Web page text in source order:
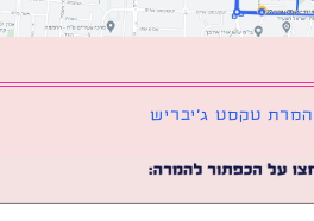
ג׳יבריש